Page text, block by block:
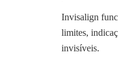
Invisalign
limites,
invisíveis.